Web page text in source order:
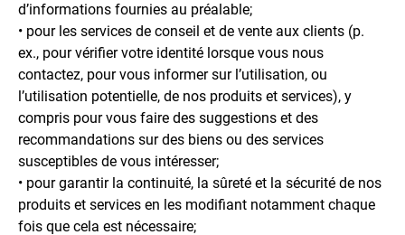
d’informations fournies au préalable;
• pour les services de conseil et de vente aux clients (p.
ex., pour vérifier votre identité lorsque vous nous
contactez, pour vous informer sur l’utilisation, ou
l’utilisation potentielle, de nos produits et services), y
compris pour vous faire des suggestions et des
recommandations sur des biens ou des services
susceptibles de vous intéresser;
• pour garantir la continuité, la sûreté et la sécurité de nos
produits et services en les modifiant notamment chaque
fois que cela est nécessaire;